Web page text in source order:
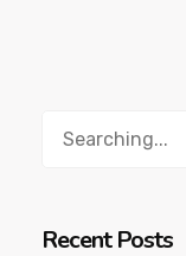
Recent Posts